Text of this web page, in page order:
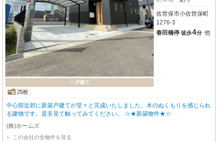
一戸建て
25枚
佐世保市小佐世保町
1276-3
春田橋停 徒歩4分 他
中心部近郊に新築戸建てが堂々と完成いたしました。木のぬくもりを感じられ
る建物です。是非見て触ってみてください。 ☆★新築物件★☆
(株)ホームズ
この会社の全物件を見る